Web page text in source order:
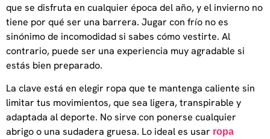
que se disfruta en cualquier época del año, y el invierno no
tiene por qué ser una barrera. Jugar con frío no es
sinónimo de incomodidad si sabes cómo vestirte. Al
contrario, puede ser una experiencia muy agradable si
estás bien preparado.
La clave está en elegir ropa que te mantenga caliente sin
limitar tus movimientos, que sea ligera, transpirable y
adaptada al deporte. No sirve con ponerse cualquier
abrigo o una sudadera gruesa. Lo ideal es usar ropa